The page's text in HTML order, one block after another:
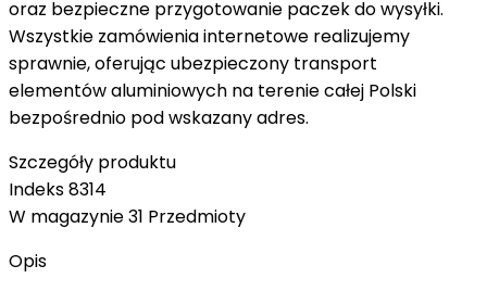
oraz bezpieczne przygotowanie paczek do wysyłki.
Wszystkie zamówienia internetowe realizujemy
sprawnie, oferując ubezpieczony transport
elementów aluminiowych na terenie całej Polski
bezpośrednio pod wskazany adres.
Szczegóły produktu
Indeks8314
W magazynie31 Przedmioty
Opis